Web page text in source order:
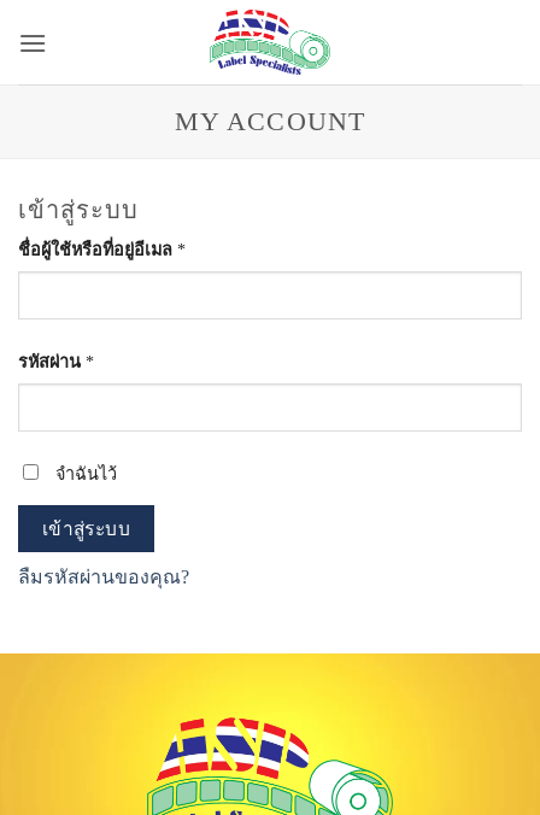
MY ACCOUNT
เข้าสู่ระบบ
ชื่อผู้ใช้หรือที่อยู่อีเมล *ต้องการ
รหัสผ่าน *ต้องการ
จำฉันไว้
เข้าสู่ระบบ
ลืมรหัสผ่านของคุณ?